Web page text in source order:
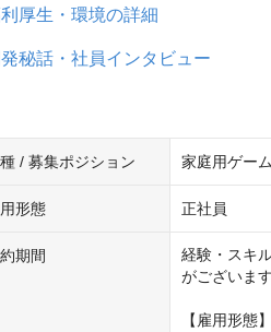
厚生・環境の詳細
秘話・社員インタビュー
/ 募集ポジション 家庭用ゲー
形態 正社員
期間
経験・スキ
がございます
【雇用形態】